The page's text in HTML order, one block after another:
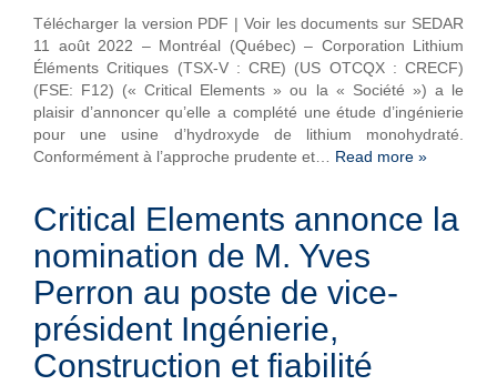
Télécharger la version PDF | Voir les documents sur SEDAR
11 août 2022 – Montréal (Québec) – Corporation Lithium
Éléments Critiques (TSX-V : CRE) (US OTCQX : CRECF)
(FSE: F12) (« Critical Elements » ou la « Société ») a le
plaisir d’annoncer qu’elle a complété une étude d’ingénierie
pour une usine d’hydroxyde de lithium monohydraté.
Conformément à l’approche prudente et… Read more »
Critical Elements annonce la
nomination de M. Yves
Perron au poste de vice-
président Ingénierie,
Construction et fiabilité